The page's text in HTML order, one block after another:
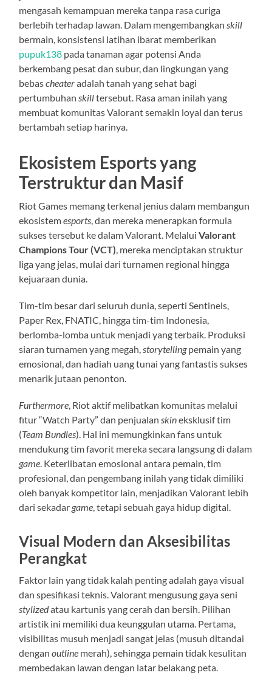
mengasah kemampuan mereka tanpa rasa curiga
berlebih terhadap lawan. Dalam mengembangkan skill
bermain, konsistensi latihan ibarat memberikan
pupuk138 pada tanaman agar potensi Anda
berkembang pesat dan subur, dan lingkungan yang
bebascheateradalah tanah yang sehat bagi
pertumbuhan skilltersebut. Rasa aman inilah yang
membuat komunitas Valorant semakin loyal dan terus
bertambah setiap harinya.
Ekosistem Esports yang
Terstruktur dan Masif
Riot Games memang terkenal jenius dalam membangun
ekosistemesports , dan mereka menerapkan formula
sukses tersebut ke dalam Valorant. MelaluiValorant
Champions Tour (VCT) , mereka menciptakan struktur
liga yang jelas, mulai dari turnamen regional hingga
kejuaraan dunia.
Tim-tim besar dari seluruh dunia, seperti Sentinels,
Paper Rex, FNATIC, hingga tim-tim Indonesia,
berlomba-lomba untuk menjadi yang terbaik. Produksi
siaran turnamen yang megah, storytellingpemain yang
emosional, dan hadiah uang tunai yang fantastis sukses
menarik jutaan penonton.
Furthermore , Riot aktif melibatkan komunitas melalui
fitur “Watch Party” dan penjualan skineksklusif tim
(Team Bundles). Hal ini memungkinkan fans untuk
mendukung tim favorit mereka secara langsung di dalam
game . Keterlibatan emosional antara pemain, tim
profesional, dan pengembang inilah yang tidak dimiliki
oleh banyak kompetitor lain, menjadikan Valorant lebih
dari sekadar game , tetapi sebuah gaya hidup digital.
Visual Modern dan Aksesibilitas
Perangkat
Faktor lain yang tidak kalah penting adalah gaya visual
dan spesifikasi teknis. Valorant mengusung gaya seni
stylizedatau kartunis yang cerah dan bersih. Pilihan
artistik ini memiliki dua keunggulan utama. Pertama,
visibilitas musuh menjadi sangat jelas (musuh ditandai
denganoutline merah), sehingga pemain tidak kesulitan
membedakan lawan dengan latar belakang peta.